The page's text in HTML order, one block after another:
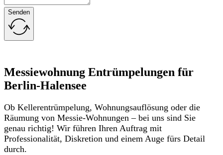
Senden
Messiewohnung Entrümpelungen für
Berlin-Halensee
Ob Kellerentrümpelung, Wohnungsauflösung oder die
Räumung von Messie-Wohnungen – bei uns sind Sie
genau richtig! Wir führen Ihren Auftrag mit
Professionalität, Diskretion und einem Auge fürs Detail
durch.